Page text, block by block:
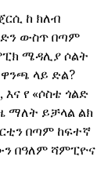
ከ ክለብ
ውስጥ በጣም
ሜዳሊያ ሶልት
ዋንጫ ላይ ድል?
የ «ሶስቴ ጎልድ
ማለት ይቻላል ልክ
በጣም ከፍተኛ
በዓለም ሻምፒዮና